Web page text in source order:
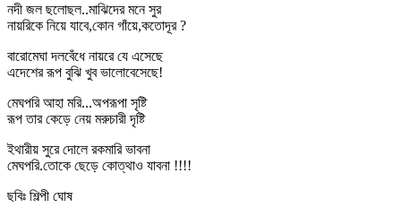
নদী জল ছলোছল..মাঝিদের মনে সুর
নায়রিকে নিয়ে যাবে,কোন গাঁয়ে,কতোদূর ?
বারোমেঘা দলবেঁধে নায়রে যে এসেছে
এদেশের রূপ বুঝি খুব ভালোবেসেছে!
মেঘপরি আহা মরি...অপরূপা সৃষ্টি
রূপ তার কেড়ে নেয় মরুচারী দৃষ্টি
ইথারীয় সুরে দোলে রকমারি ভাবনা
মেঘপরি.তোকে ছেড়ে কোত্থাও যাবনা !!!!
ছবিঃ শিল্পী ঘোষ